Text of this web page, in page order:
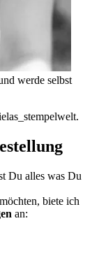
werde selbst
Du alles was Du
biete ich
an: